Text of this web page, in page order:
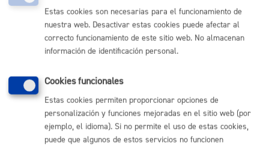
MÁQUINA
Fianzas y garantías: depósito y/o devolución
PRESENCIAL
TELÉFONO
MÁQUINA
Estas cookies son necesarias para el funcionamiento de
nuestra web. Desactivar estas cookies puede afectar al
correcto funcionamiento de este sitio web. No almacenan
información de identificación personal.
Cookies funcionales
Estas cookies permiten proporcionar opciones de
personalización y funciones mejoradas en el sitio web (por
ejemplo, el idioma). Si no permite el uso de estas cookies,
puede que algunos de estos servicios no funcionen